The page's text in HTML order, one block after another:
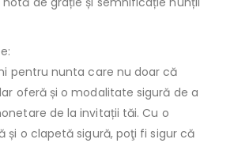
pentru nunta care nu doar că
oferă și o modalitate sigură de a
de la invitații tăi. Cu o
și o clapetă sigură, poţi fi sigur că